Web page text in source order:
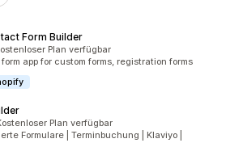
Form Builder
insgesamtPlan verfügbar
app for custom forms, registration forms
insgesamtPlan verfügbar
Formulare | Terminbuchung | Klaviyo |